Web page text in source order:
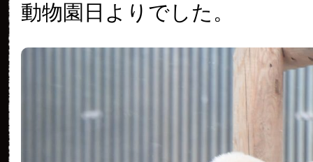
動物園日よりでした。